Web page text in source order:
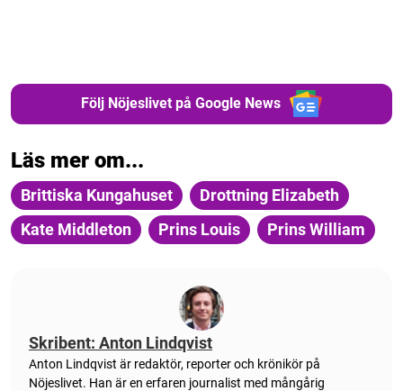
Följ Nöjeslivet på Google News
Läs mer om...
Brittiska Kungahuset
Drottning Elizabeth
Kate Middleton
Prins Louis Prins William
Skribent: Anton Lindqvist
Anton Lindqvist är redaktör, reporter och krönikör på
Nöjeslivet. Han är en erfaren journalist med mångårig